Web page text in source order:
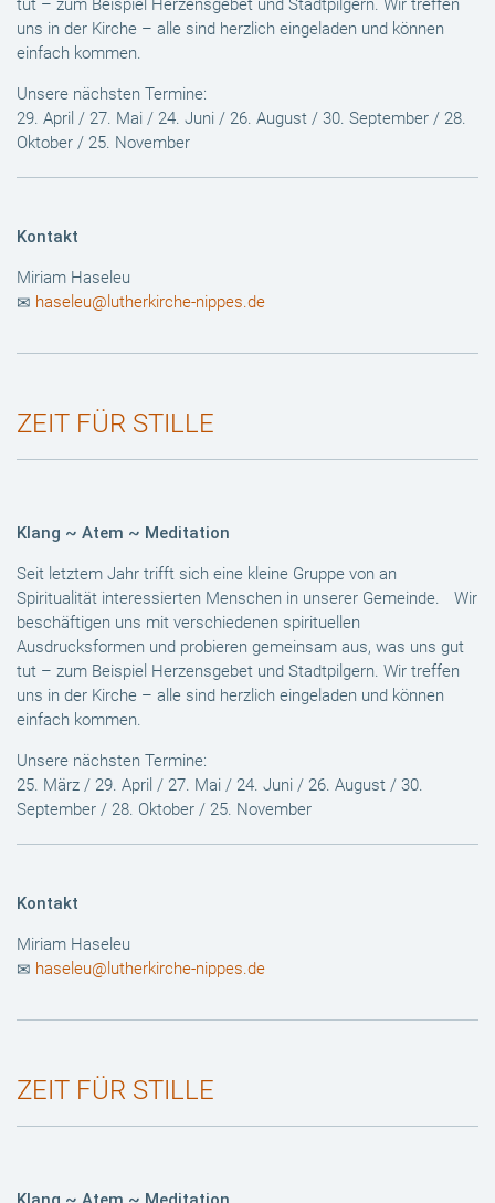
tut – zum Beispiel Herzensgebet und Stadtpilgern. Wir treffen
uns in der Kirche – alle sind herzlich eingeladen und können
einfach kommen.
Unsere nächsten Termine:
29. April / 27. Mai / 24. Juni / 26. August / 30. September / 28.
Oktober / 25. November
Kontakt
Miriam Haseleu
haseleu@lutherkirche-nippes.de
ZEIT FÜR STILLE
Klang ~ Atem ~ Meditation
Seit letztem Jahr trifft sich eine kleine Gruppe von an
Spiritualität interessierten Menschen in unserer Gemeinde. Wir
beschäftigen uns mit verschiedenen spirituellen
Ausdrucksformen und probieren gemeinsam aus, was uns gut
tut – zum Beispiel Herzensgebet und Stadtpilgern. Wir treffen
uns in der Kirche – alle sind herzlich eingeladen und können
einfach kommen.
Unsere nächsten Termine:
25. März / 29. April / 27. Mai / 24. Juni / 26. August / 30.
September / 28. Oktober / 25. November
Kontakt
Miriam Haseleu
haseleu@lutherkirche-nippes.de
ZEIT FÜR STILLE